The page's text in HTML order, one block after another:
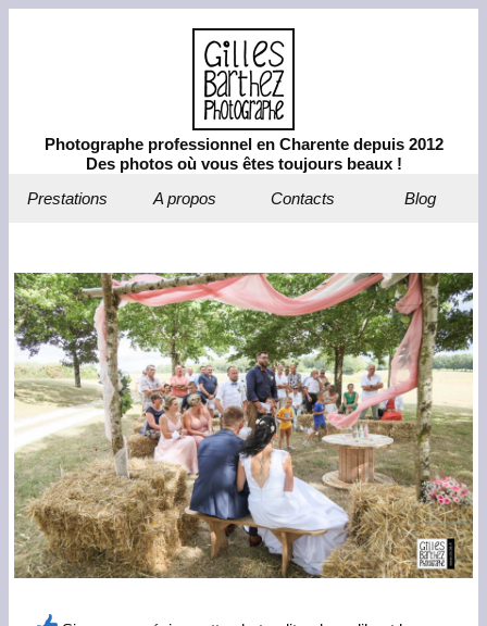
Photographe professionnel en Charente depuis 2012
Des photos où vous êtes toujours beaux !
Prestations
A propos Contacts Blog